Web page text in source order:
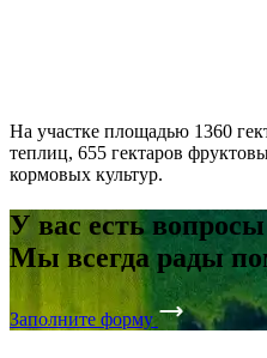
На участке площадью 1360
теплиц, 655 гектаров
кормовых культур.
У вас есть
Мы всегда рады
Заполните форму